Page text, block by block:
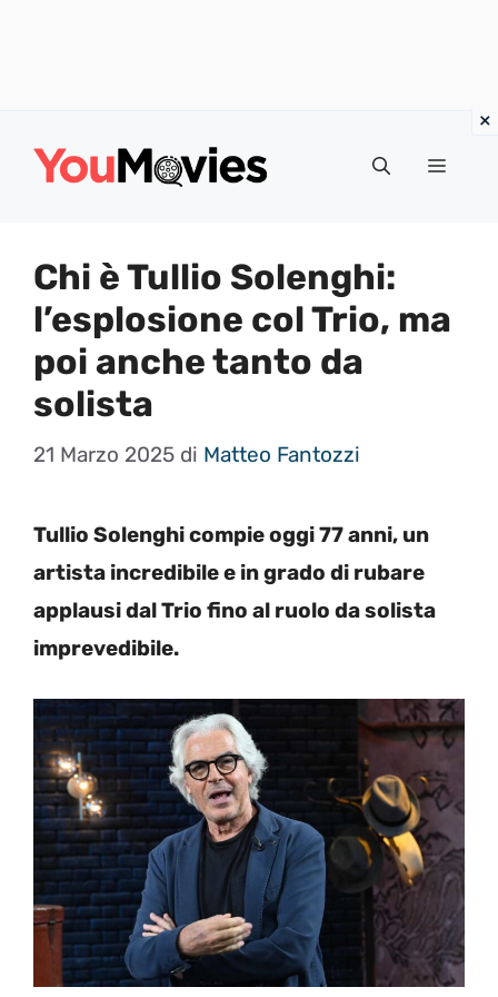
Menu
Chi è Tullio Solenghi:
l’esplosione col Trio, ma
poi anche tanto da
solista
21 Marzo 2025 di Matteo Fantozzi
Tullio Solenghi compie oggi 77 anni, un
artista incredibile e in grado di rubare
applausi dal Trio fino al ruolo da solista
imprevedibile.